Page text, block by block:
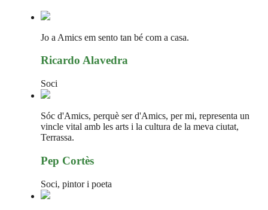
Jo a Amics em sento tan bé com a casa.
Ricardo Alavedra
Soci
Sóc d'Amics, perquè ser d'Amics, per mi, representa un
vincle vital amb les arts i la cultura de la meva ciutat,
Terrassa.
Pep Cortès
Soci, pintor i poeta